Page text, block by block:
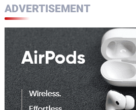
ADVERTISEMENT